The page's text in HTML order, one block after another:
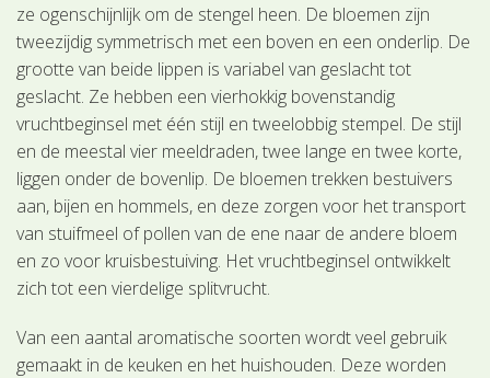
ze ogenschijnlijk om de stengel heen. De bloemen zijn
tweezijdig symmetrisch met een boven en een onderlip. De
grootte van beide lippen is variabel van geslacht tot
geslacht. Ze hebben een vierhokkig bovenstandig
vruchtbeginsel met één stijl en tweelobbig stempel. De stijl
en de meestal vier meeldraden, twee lange en twee korte,
liggen onder de bovenlip. De bloemen trekken bestuivers
aan, bijen en hommels, en deze zorgen voor het transport
van stuifmeel of pollen van de ene naar de andere bloem
en zo voor kruisbestuiving. Het vruchtbeginsel ontwikkelt
zich tot een vierdelige splitvrucht.
Van een aantal aromatische soorten wordt veel gebruik
gemaakt in de keuken en het huishouden. Deze worden